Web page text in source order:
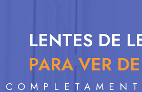
LENTES DE
PARA VER